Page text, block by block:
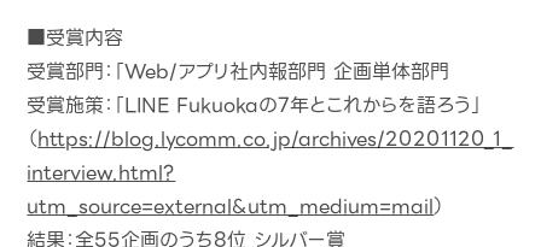
■受賞内容
受賞部門：「Web/アプリ社内報部門 企画単体部門
受賞施策：「LINE Fukuokaの7年とこれからを語ろう」
（https://blog.lycomm.co.jp/archives/20201120_1_
interview.html?
utm_source=external&utm_medium=mail）
結果：全55企画のうち8位 シルバー賞